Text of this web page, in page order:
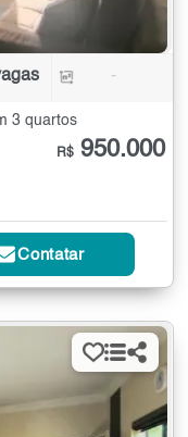
-
3 quartos
R$ 950.000
Contatar